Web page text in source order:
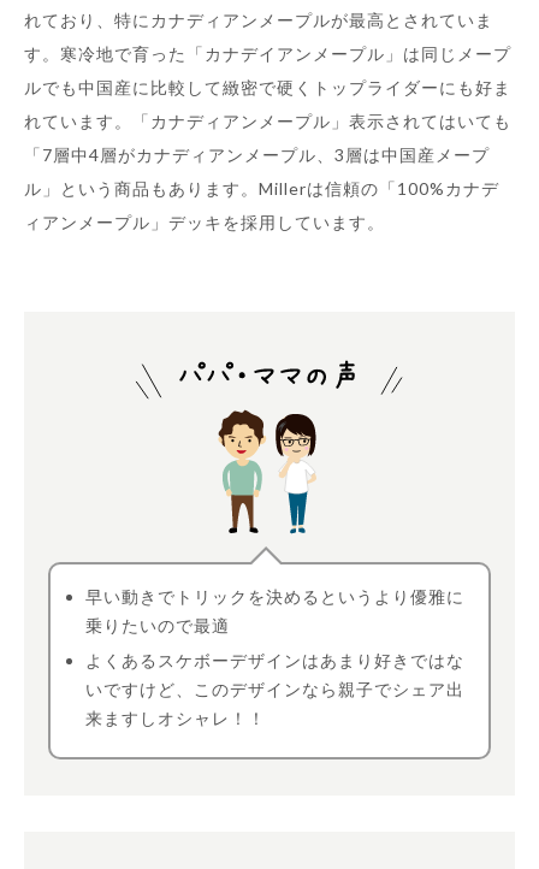
れており、特にカナディアンメープルが最高とされていま
す。寒冷地で育った「カナデイアンメープル」は同じメープ
ルでも中国産に比較して緻密で硬くトップライダーにも好ま
れています。「カナディアンメープル」表示されてはいても
「7層中4層がカナディアンメープル、3層は中国産メープ
ル」という商品もあります。Millerは信頼の「100%カナデ
ィアンメープル」デッキを採用しています。
早い動きでトリックを決めるというより優雅に
乗りたいので最適
よくあるスケボーデザインはあまり好きではな
いですけど、このデザインなら親子でシェア出
来ますしオシャレ！！